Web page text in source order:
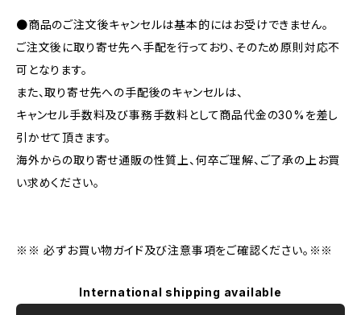
●商品のご注文後キャンセルは基本的にはお受けできません。
ご注文後に取り寄せ先へ手配を行っており、そのため原則対応不
可となります。
また、取り寄せ先への手配後のキャンセルは、
キャンセル手数料及び事務手数料として商品代金の30%を差し
引かせて頂きます。
海外からの取り寄せ通販の性質上、何卒ご理解、ご了承の上お買
い求めください。
※※ 必ずお買い物ガイド及び注意事項をご確認ください。※※
International shipping available